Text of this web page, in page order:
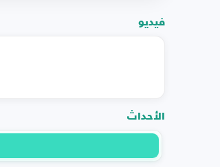
فيديو
الأحداث